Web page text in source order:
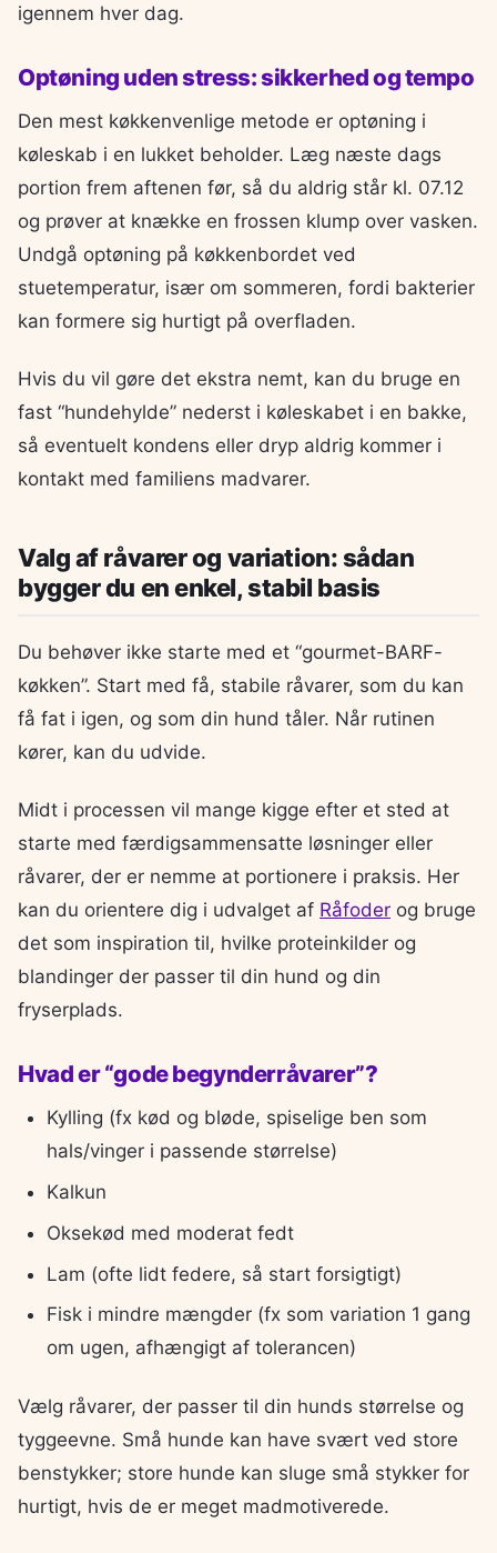
igennem hver dag.
Optøning uden stress: sikkerhed og tempo
Den mest køkkenvenlige metode er optøning i
køleskab i en lukket beholder. Læg næste dags
portion frem aftenen før, så du aldrig står kl. 07.12
og prøver at knække en frossen klump over vasken.
Undgå optøning på køkkenbordet ved
stuetemperatur, især om sommeren, fordi bakterier
kan formere sig hurtigt på overfladen.
Hvis du vil gøre det ekstra nemt, kan du bruge en
fast “hundehylde” nederst i køleskabet i en bakke,
så eventuelt kondens eller dryp aldrig kommer i
kontakt med familiens madvarer.
Valg af råvarer og variation: sådan
bygger du en enkel, stabil basis
Du behøver ikke starte med et “gourmet-BARF-
køkken”. Start med få, stabile råvarer, som du kan
få fat i igen, og som din hund tåler. Når rutinen
kører, kan du udvide.
Midt i processen vil mange kigge efter et sted at
starte med færdigsammensatte løsninger eller
råvarer, der er nemme at portionere i praksis. Her
kan du orientere dig i udvalget af Råfoder og bruge
det som inspiration til, hvilke proteinkilder og
blandinger der passer til din hund og din
fryserplads.
Hvad er “gode begynderråvarer”?
Kylling (fx kød og bløde, spiselige ben som
hals/vinger i passende størrelse)
Kalkun
Oksekød med moderat fedt
Lam (ofte lidt federe, så start forsigtigt)
Fisk i mindre mængder (fx som variation 1 gang
om ugen, afhængigt af tolerancen)
Vælg råvarer, der passer til din hunds størrelse og
tyggeevne. Små hunde kan have svært ved store
benstykker; store hunde kan sluge små stykker for
hurtigt, hvis de er meget madmotiverede.